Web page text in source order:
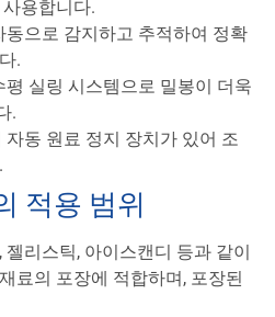
용합니다.
동으로 감지하고 추적하여 정확
.
평 실링 시스템으로 밀봉이 더욱
.
자동 원료 정지 장치가 있어 조
적용 범위
리스틱, 아이스캔디 등과 같이
료의 포장에 적합하며, 포장된